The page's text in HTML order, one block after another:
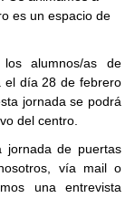
es un espacio de
los alumnos/as de
el día 28 de febrero
jornada se podrá
del centro.
jornada de puertas
vía mail o
una entrevista